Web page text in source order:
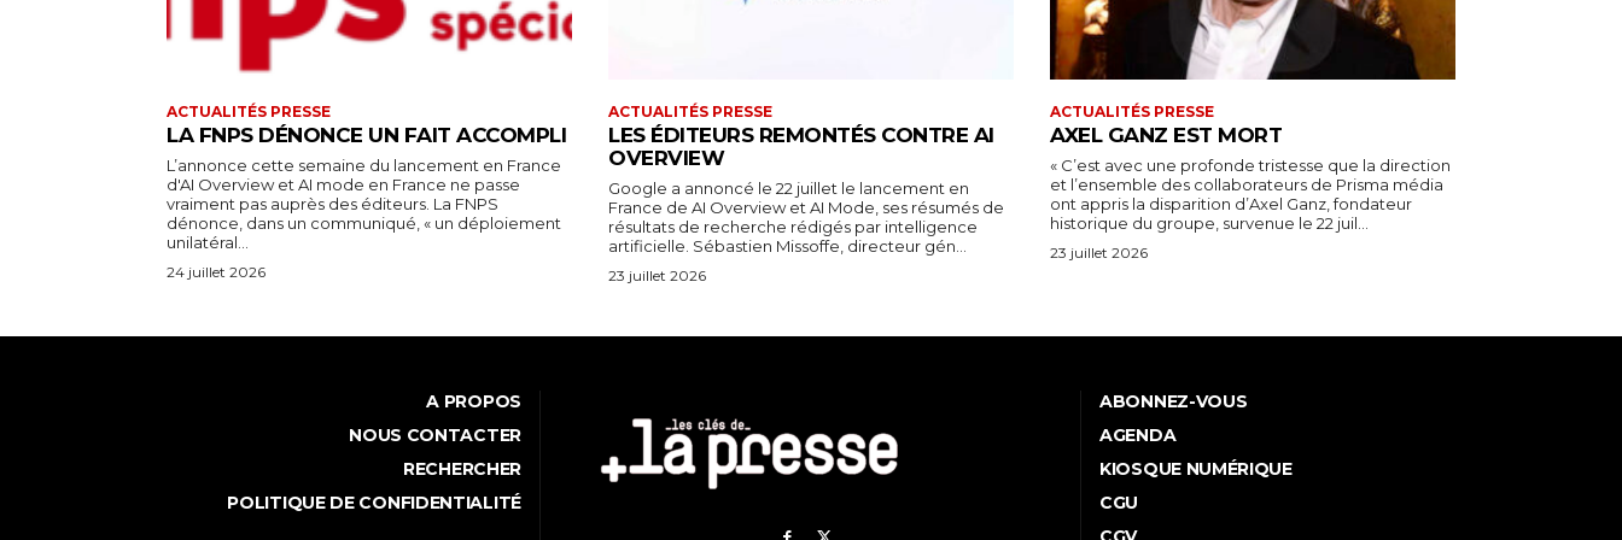
ACTUALITÉS PRESSE
LA FNPS DÉNONCE UN FAIT ACCOMPLI
L’annonce cette semaine du lancement en France
d'AI Overview et AI mode en France ne passe
vraiment pas auprès des éditeurs. La FNPS
dénonce, dans un communiqué, « un déploiement
unilatéral...
24 juillet 2026
ACTUALITÉS PRESSE
LES ÉDITEURS REMONTÉS CONTRE AI
OVERVIEW
Google a annoncé le 22 juillet le lancement en
France de AI Overview et AI Mode, ses résumés de
résultats de recherche rédigés par intelligence
artificielle. Sébastien Missoffe, directeur gén...
23 juillet 2026
ACTUALITÉS PRESSE
AXEL GANZ EST MORT
« C’est avec une profonde tristesse que la direction
et l’ensemble des collaborateurs de Prisma média
ont appris la disparition d’Axel Ganz, fondateur
historique du groupe, survenue le 22 juil...
23 juillet 2026
A PROPOS
NOUS CONTACTER
RECHERCHER
POLITIQUE DE CONFIDENTIALITÉ
ABONNEZ-VOUS
AGENDA
KIOSQUE NUMÉRIQUE
CGU